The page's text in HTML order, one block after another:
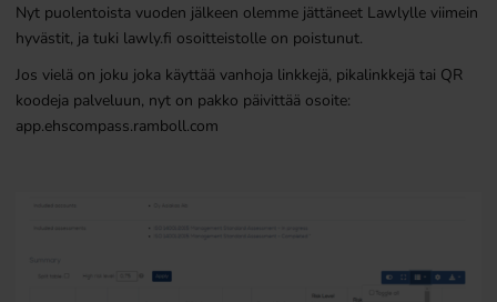
Nyt puolentoista vuoden jälkeen olemme jättäneet Lawlylle viimein
hyvästit, ja tuki lawly.fi osoitteistolle on poistunut.
Jos vielä on joku joka käyttää vanhoja linkkejä, pikalinkkejä tai QR
koodeja palveluun, nyt on pakko päivittää osoite:
app.ehscompass.ramboll.com